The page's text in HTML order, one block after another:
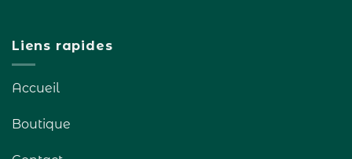
Liens rapides
Accueil
Boutique